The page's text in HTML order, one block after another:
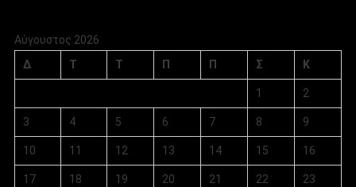
Αύγουστος 2026
Δ
Τ Τ Π Π Σ Κ
1 2
3 4 5 6 7 8 9
10 11 12 13 14 15 16
17 18 19 20 21 22 23